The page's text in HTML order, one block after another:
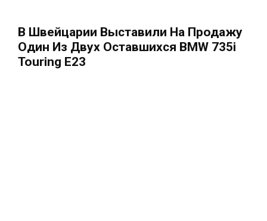
В Швейцарии Выставили На Продажу
Один Из Двух Оставшихся BMW 735i
Touring E23